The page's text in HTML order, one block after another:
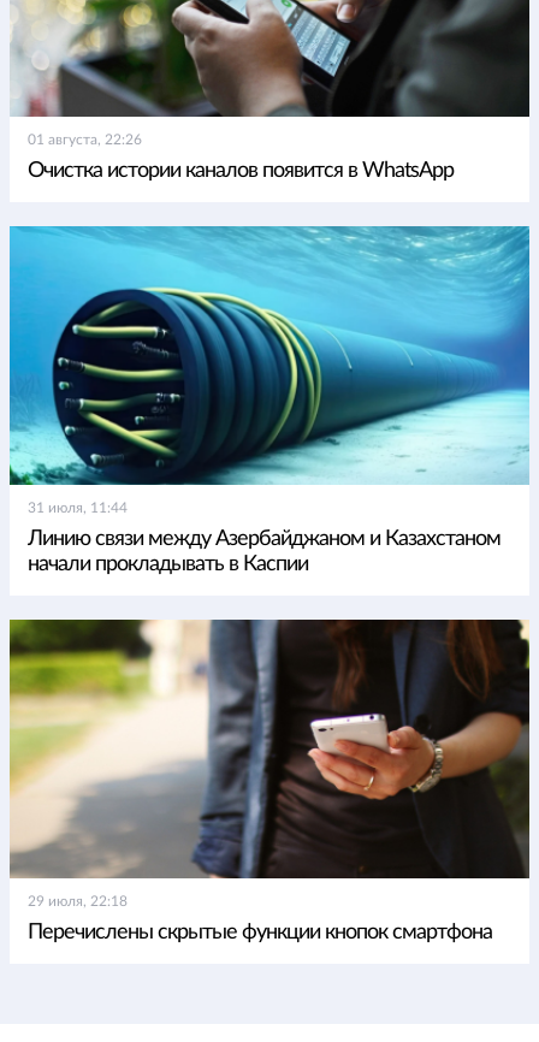
01 августа, 22:26
Очистка истории каналов появится в WhatsApp
31 июля, 11:44
Линию связи между Азербайджаном и Казахстаном
начали прокладывать в Каспии
29 июля, 22:18
Перечислены скрытые функции кнопок смартфона